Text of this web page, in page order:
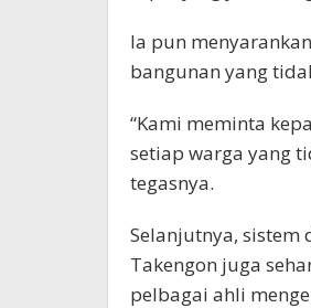
Ia pun
bangunan yang
“Kami meminta
setiap warga yang
tegasnya.
Selanjutnya, sistem
Takengon juga
pelbagai ahli